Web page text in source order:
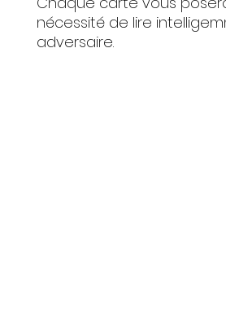
nécessité de lire
adversaire.